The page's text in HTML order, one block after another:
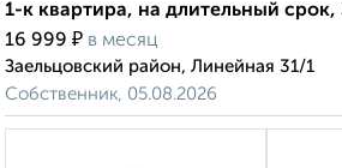
1-к квартира, на длительный
16 999 ₽ в месяц
Заельцовский район, Линейная 31/1
Собственник, 05.08.2026